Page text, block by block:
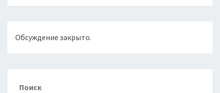
Обсуждение закрыто.
Поиск